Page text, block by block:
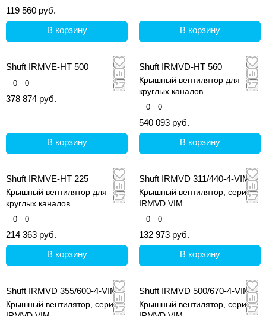
119 560 руб.
В корзину В корзину
Shuft IRMVE-HT 500
0 0
378 874 руб.
В корзину
Shuft IRMVD-HT 560
Крышный вентилятор для
круглых каналов
0 0
540 093 руб.
В корзину
Shuft IRMVE-HT 225
Крышный вентилятор для
круглых каналов
0 0
214 363 руб.
В корзину
Shuft IRMVD 311/440-4-VIM
Крышный вентилятор, серия
IRMVD VIM
0 0
132 973 руб.
В корзину
Shuft IRMVD 355/600-4-VIM
Крышный вентилятор, серия
Shuft IRMVD 500/670-4-VIM
Крышный вентилятор, серия